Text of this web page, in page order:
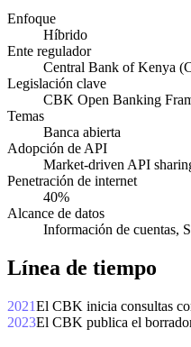
Enfoque
Híbrido
Ente regulador
Central Bank of Kenya
Legislación clave
CBK Open Banking
Temas
Banca abierta
Adopción de API
Market-driven API
Penetración de internet
40%
Alcance de datos
Información de cuentas,
Línea de tiempo
2021El CBK inicia consultas
2023El CBK publica el